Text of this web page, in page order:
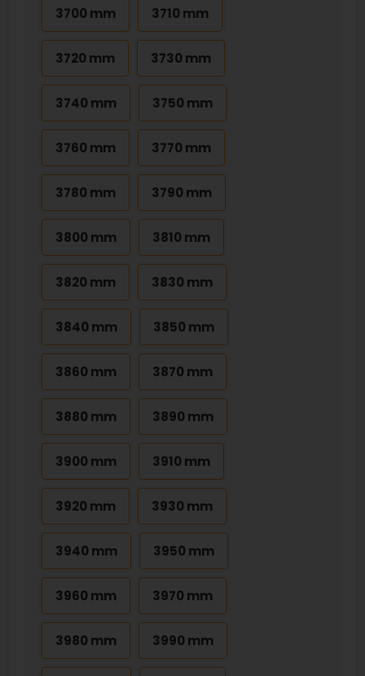
3700 mm 3710 mm
3720 mm 3730 mm
3740 mm 3750 mm
3760 mm 3770 mm
3780 mm 3790 mm
3800 mm 3810 mm
3820 mm 3830 mm
3840 mm 3850 mm
3860 mm 3870 mm
3880 mm 3890 mm
3900 mm 3910 mm
3920 mm 3930 mm
3940 mm 3950 mm
3960 mm 3970 mm
3980 mm 3990 mm